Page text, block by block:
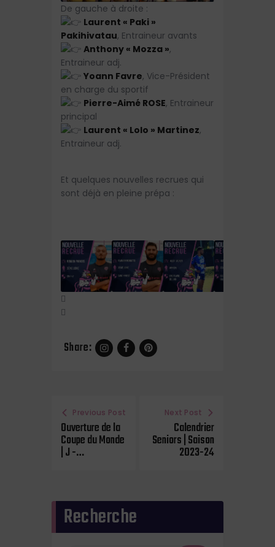
De gauche à droite :
Laurent « Paki »
Pakihivatau, Entraineur avants
Anthony « Mozza »,
Entraineur adj.
Yoann Favre, Vice-Président
en charge du sportif
Pierre-Aimé ROSE, Entraineur
principal
Laurent « Lolo » Martinez,
Entraineur adj.
Et quelques nouvelles recrues qui
sont déjà en pleine prépa :
Share:
Previous Post
Ouverture de la
Coupe du Monde
| J -…
Next Post
Calendrier
Seniors | Saison
2023-24
Recherche